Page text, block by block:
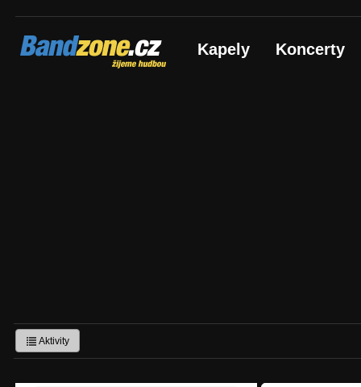
Bandzone.cz
žijeme hudbou Kapely Koncerty
Aktivity